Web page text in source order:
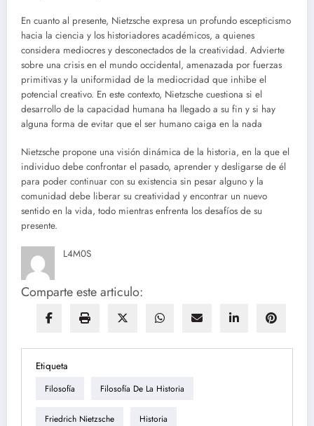
En cuanto al presente, Nietzsche expresa un profundo escepticismo
hacia la ciencia y los historiadores académicos, a quienes
considera mediocres y desconectados de la creatividad. Advierte
sobre una crisis en el mundo occidental, amenazada por fuerzas
primitivas y la uniformidad de la mediocridad que inhibe el
potencial creativo. En este contexto, Nietzsche cuestiona si el
desarrollo de la capacidad humana ha llegado a su fin y si hay
alguna forma de evitar que el ser humano caiga en la nada
Nietzsche propone una visión dinámica de la historia, en la que el
individuo debe confrontar el pasado, aprender y desligarse de él
para poder continuar con su existencia sin pesar alguno y la
comunidad debe liberar su creatividad y encontrar un nuevo
sentido en la vida, todo mientras enfrenta los desafíos de su
presente.
L4M0S
Comparte este articulo:
Etiqueta
Filosofía Filosofía De La Historia
Friedrich Nietzsche Historia